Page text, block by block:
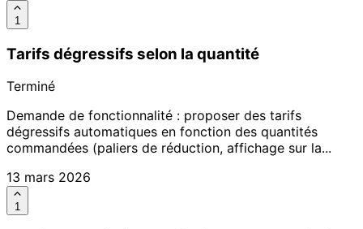
1
Tarifs dégressifs selon la quantité
Terminé
Demande de fonctionnalité : proposer des tarifs
dégressifs automatiques en fonction des quantités
commandées (paliers de réduction, affichage sur la...
13 mars 2026
1